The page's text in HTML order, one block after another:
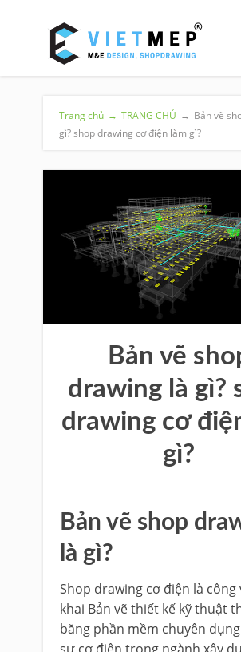
Trang chủ → TRANG CHỦ → Bản vẽ
gì? shop drawing cơ điện làm gì?
Bản vẽ
drawing là gì?
drawing cơ
gì?
Bản vẽ shop
là gì?
Shop drawing cơ điện là công
khai Bản vẽ thiết kế kỹ thuật
băng phần mềm chuyên